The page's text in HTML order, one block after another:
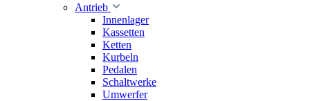
Antrieb
Innenlager
Kassetten
Ketten
Kurbeln
Pedalen
Schaltwerke
Umwerfer